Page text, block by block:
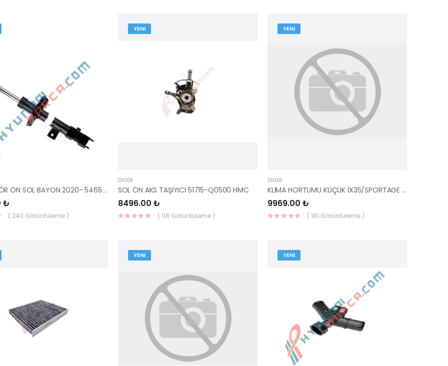
AMORTİSÖR ÖN SOL BAYON 2020- 54650-Q0PA0-MOBIS-S
₺
( 240 Görüntüleme )
YENI
DIĞER
SOL ÖN AKS TAŞIYICI 51715-Q0500 HMC
8496.00 ₺
( 118 Görüntüleme )
YENI
DIĞER
KLİMA HORTUMU KÜÇÜK İX35/SPORTAGE 97762-2Y600-HMC
9969.00 ₺
( 181 Görüntüleme )
YENI YENI